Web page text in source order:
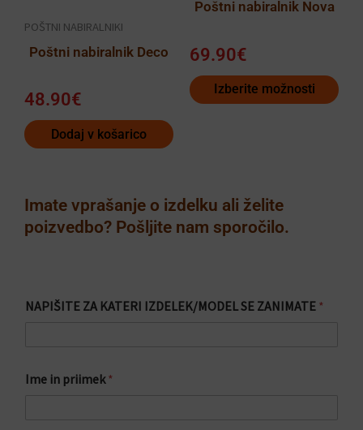
POŠTNI NABIRALNIKI
Poštni nabiralnik Deco
48.90€
Dodaj v košarico
Poštni nabiralnik Nova
69.90€
Izberite možnosti
na
izdelka
Imate vprašanje o izdelku ali želite
poizvedbo? Pošljite nam sporočilo.
A
n
NAPIŠITE ZA KATERI IZDELEK/MODEL SE ZANIMATE *
Ime in priimek*